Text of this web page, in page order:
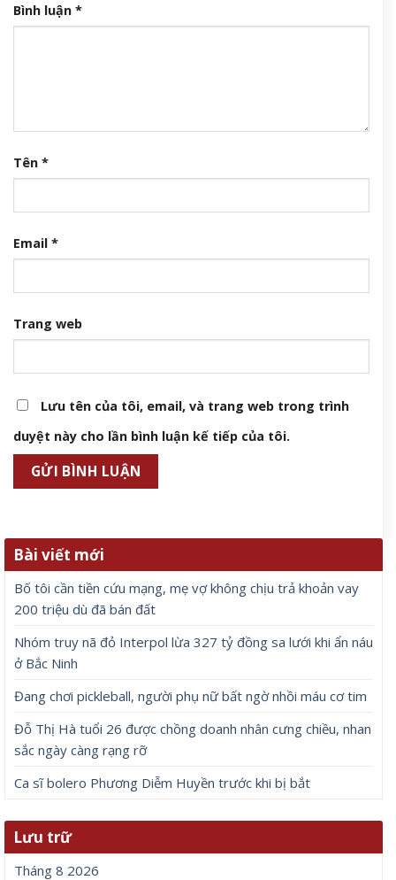
Bình luận *
Tên *
Email *
Trang web
Lưu tên của tôi, email, và trang web trong trình
duyệt này cho lần bình luận kế tiếp của tôi.
Bài viết mới
Bố tôi cần tiền cứu mạng, mẹ vợ không chịu trả khoản vay
200 triệu dù đã bán đất
Nhóm truy nã đỏ Interpol lừa 327 tỷ đồng sa lưới khi ẩn náu
ở Bắc Ninh
Đang chơi pickleball, người phụ nữ bất ngờ nhồi máu cơ tim
Đỗ Thị Hà tuổi 26 được chồng doanh nhân cưng chiều, nhan
sắc ngày càng rạng rỡ
Ca sĩ bolero Phương Diễm Huyền trước khi bị bắt
Lưu trữ
Tháng 8 2026